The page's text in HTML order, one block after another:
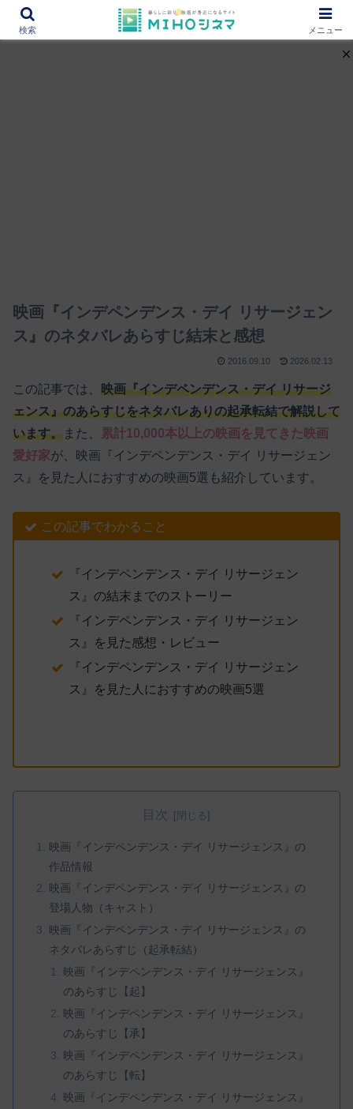
12000作品を紹介！あなたの映画図書館『MIHOシネマ』
映画『インデペンデンス・デイ リサージェン
ス』のネタバレあらすじ結末と感想
2016.09.10 2026.02.13
この記事では、 映画『インデペンデンス・デイ リサージ
ェンス』のあらすじをネタバレありの起承転結で解説して
います。 また、
累計10,000本以上の映画を見てきた映画
愛好家が、映画『インデペンデンス・デイ リサージェン
ス』を見た人におすすめの映画5選も紹介しています。
この記事でわかること
『インデペンデンス・デイ リサージェン
ス』の結末までのストーリー
『インデペンデンス・デイ リサージェン
ス』を見た感想・レビュー
『インデペンデンス・デイ リサージェン
ス』を見た人におすすめの映画5選
目次
映画『インデペンデンス・デイ リサージェンス』の
作品情報
映画『インデペンデンス・デイ リサージェンス』の
登場人物（キャスト）
映画『インデペンデンス・デイ リサージェンス』の
ネタバレあらすじ（起承転結）
映画『インデペンデンス・デイ リサージェンス』
のあらすじ【起】
映画『インデペンデンス・デイ リサージェンス』
のあらすじ【承】
映画『インデペンデンス・デイ リサージェンス』
のあらすじ【転】
映画『インデペンデンス・デイ リサージェンス』
検索 メニュー